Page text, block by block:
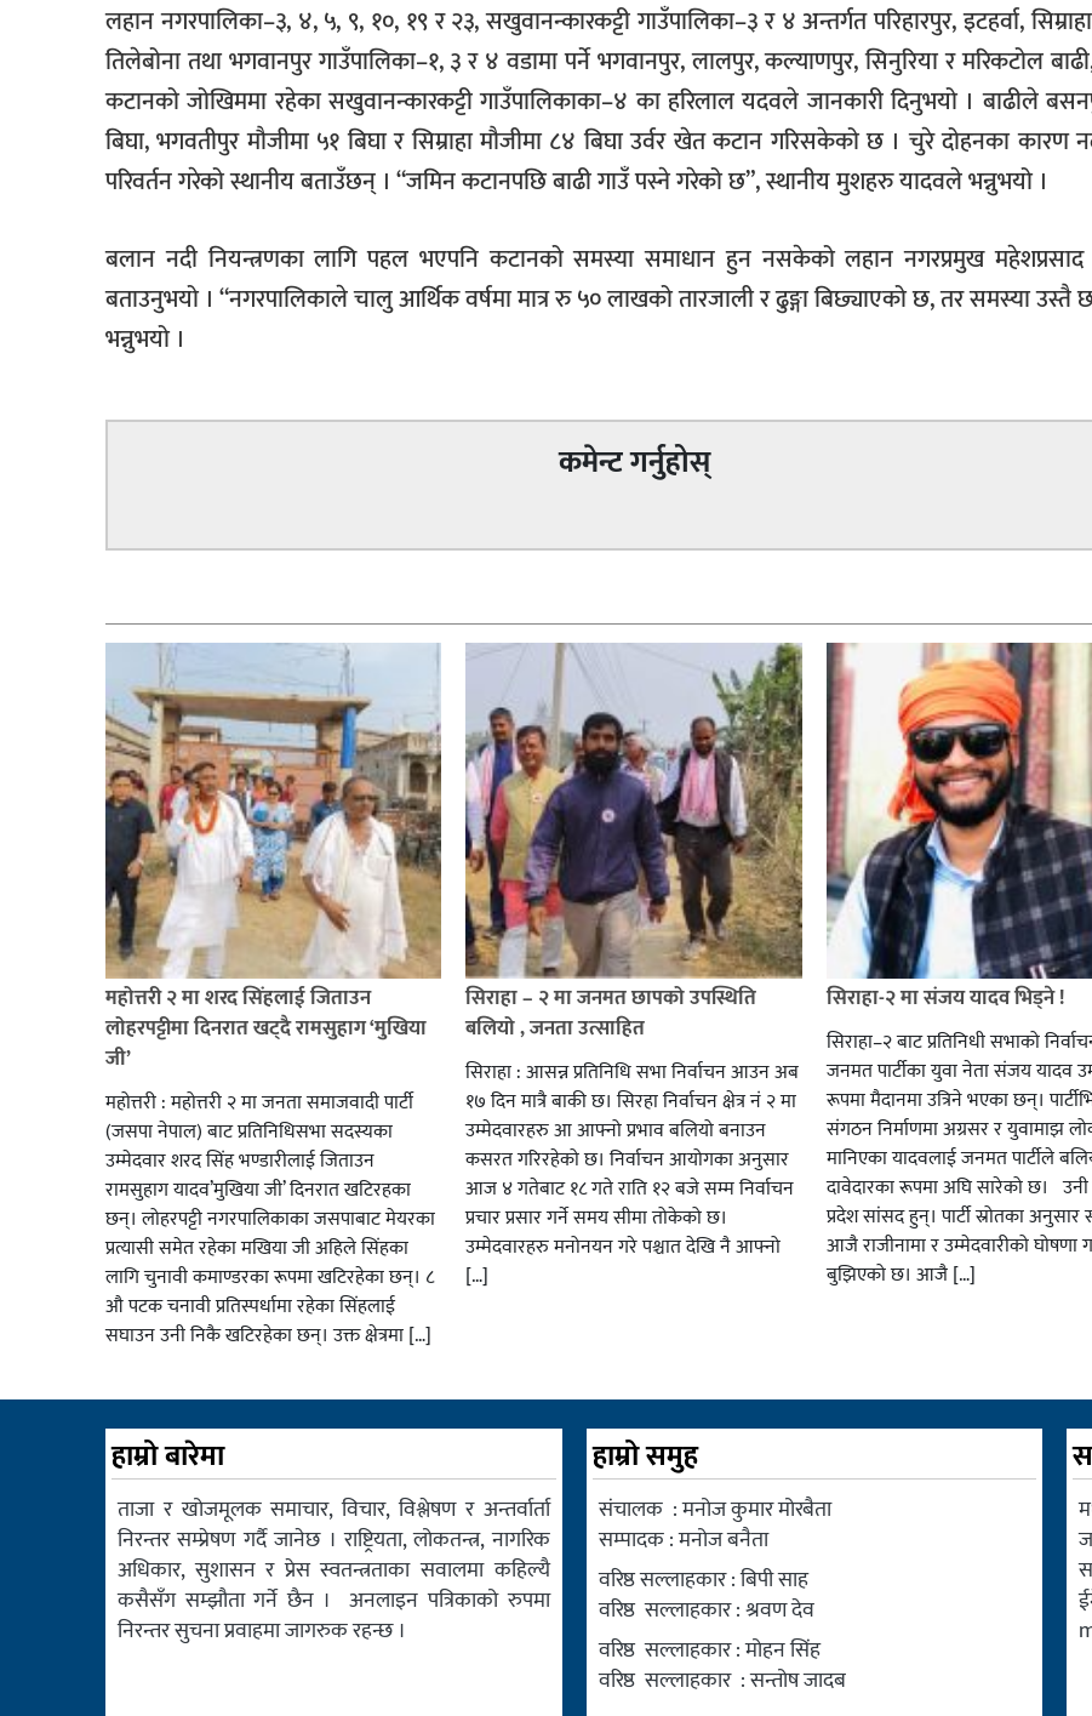
लहान नगरपालिका–३, ४, ५, ९, १०, १९ र २३, सखुवानन्कारकट्टी गाउँपालिका–३ र ४ अन्तर्गत परिहारपुर, इटहर्वा,
तिलेबोना तथा भगवानपुर गाउँपालिका–१, ३ र ४ वडामा पर्ने भगवानपुर, लालपुर, कल्याणपुर, सिनुरिया र मरिकटोल
कटानको जोखिममा रहेका सखुवानन्कारकट्टी गाउँपालिकाका–४ का हरिलाल यदवले जानकारी दिनुभयो । बाढीले
बिघा, भगवतीपुर मौजीमा ५१ बिघा र सिम्राहा मौजीमा ८४ बिघा उर्वर खेत कटान गरिसकेको छ । चुरे दोहनका कारण
परिवर्तन गरेको स्थानीय बताउँछन् । “जमिन कटानपछि बाढी गाउँ पस्ने गरेको छ”, स्थानीय मुशहरु यादवले भन्नुभयो ।
बलान नदी नियन्त्रणका लागि पहल भएपनि कटानको समस्या समाधान हुन नसकेको लहान नगरप्रमुख महेशप्रसाद
बताउनुभयो । “नगरपालिकाले चालु आर्थिक वर्षमा मात्र रु ५० लाखको तारजाली र ढुङ्गा बिछ्याएको छ, तर समस्या उस्तै
भन्नुभयो ।
कमेन्ट गर्नुहोस्
महोत्तरी २ मा शरद सिंहलाई जिताउन
लोहरपट्टीमा दिनरात खट्दै रामसुहाग ‘मुखिया
जी’
महोत्तरी : महोत्तरी २ मा जनता समाजवादी पार्टी
(जसपा नेपाल) बाट प्रतिनिधिसभा सदस्यका
उम्मेदवार शरद सिंह भण्डारीलाई जिताउन
रामसुहाग यादव’मुखिया जी’ दिनरात खटिरहका
छन्। लोहरपट्टी नगरपालिकाका जसपाबाट मेयरका
प्रत्यासी समेत रहेका मखिया जी अहिले सिंहका
लागि चुनावी कमाण्डरका रूपमा खटिरहेका छन्। ८
औ पटक चनावी प्रतिस्पर्धामा रहेका सिंहलाई
सघाउन उनी निकै खटिरहेका छन्। उक्त क्षेत्रमा […]
सिराहा – २ मा जनमत छापको उपस्थिति
बलियो , जनता उत्साहित
सिराहा : आसन्न प्रतिनिधि सभा निर्वाचन आउन अब
१७ दिन मात्रै बाकी छ। सिरहा निर्वाचन क्षेत्र नं २ मा
उम्मेदवारहरु आ आफ्नो प्रभाव बलियो बनाउन
कसरत गरिरहेको छ। निर्वाचन आयोगका अनुसार
आज ४ गतेबाट १८ गते राति १२ बजे सम्म निर्वाचन
प्रचार प्रसार गर्ने समय सीमा तोकेको छ।
उम्मेदवारहरु मनोनयन गरे पश्चात देखि नै आफ्नो
[…]
सिराहा-२ मा संजय यादव भिड्ने !
सिराहा–२ बाट प्रतिनिधी सभाको
जनमत पार्टीका युवा नेता संजय यादव
रूपमा मैदानमा उत्रिने भएका छन्।
संगठन निर्माणमा अग्रसर र युवामाझ
मानिएका यादवलाई जनमत पार्टीले
दावेदारका रूपमा अघि सारेको छ।
प्रदेश सांसद हुन्। पार्टी स्रोतका
आजै राजीनामा र उम्मेदवारीको घोषणा
बुझिएको छ। आजै […]
हाम्रो बारेमा
ताजा र खोजमूलक समाचार, विचार, विश्लेषण र अन्तर्वार्ता
निरन्तर सम्प्रेषण गर्दै जानेछ । राष्ट्रियता, लोकतन्त्र, नागरिक
अधिकार, सुशासन र प्रेस स्वतन्त्रताका सवालमा कहिल्यै
कसैसँग सम्झौता गर्ने छैन । अनलाइन पत्रिकाको रुपमा
निरन्तर सुचना प्रवाहमा जागरुक रहन्छ ।
हाम्रो समुह
संचालक : मनोज कुमार मोरबैता
सम्पादक : मनोज बनैता
वरिष्ठ सल्लाहकार : बिपी साह
वरिष्ठ सल्लाहकार : श्रवण देव
वरिष्ठ सल्लाहकार : मोहन सिंह
वरिष्ठ सल्लाहकार : सन्तोष जादब